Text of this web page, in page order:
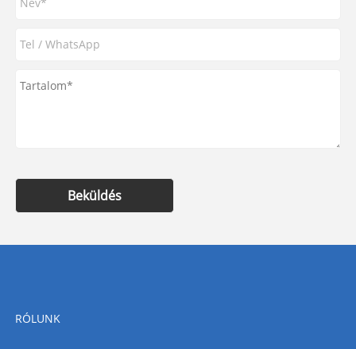
Beküldés
RÓLUNK